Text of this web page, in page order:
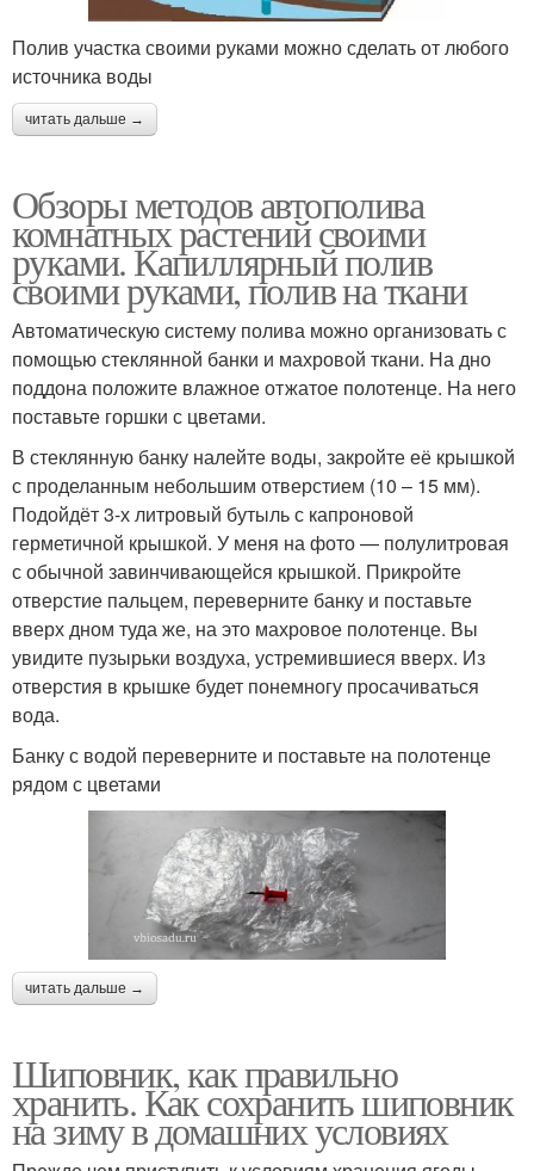
Полив участка своими руками можно сделать от любого
источника воды
читать дальше →
Обзоры методов автополива
комнатных растений своими
руками. Капиллярный полив
своими руками, полив на ткани
Автоматическую систему полива можно организовать с
помощью стеклянной банки и махровой ткани. На дно
поддона положите влажное отжатое полотенце. На него
поставьте горшки с цветами.
В стеклянную банку налейте воды, закройте её крышкой
с проделанным небольшим отверстием (10 – 15 мм).
Подойдёт 3-х литровый бутыль с капроновой
герметичной крышкой. У меня на фото — полулитровая
с обычной завинчивающейся крышкой. Прикройте
отверстие пальцем, переверните банку и поставьте
вверх дном туда же, на это махровое полотенце. Вы
увидите пузырьки воздуха, устремившиеся вверх. Из
отверстия в крышке будет понемногу просачиваться
вода.
Банку с водой переверните и поставьте на полотенце
рядом с цветами
читать дальше →
Шиповник, как правильно
хранить. Как сохранить шиповник
на зиму в домашних условиях